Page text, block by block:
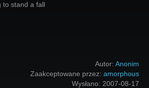
to stand a fall
Autor: Anonim
Zaakceptowane przez: amorphous
Wysłano: 2007-08-17